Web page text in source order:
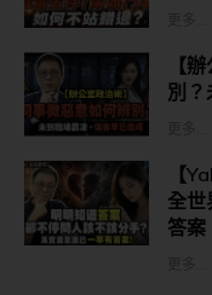
【
別？
【
全世
答案